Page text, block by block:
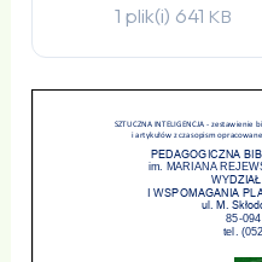
1 plik(i) 641 KB